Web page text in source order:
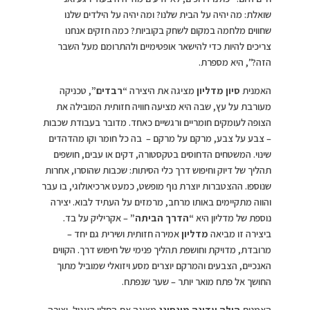
שואלת: מה יהיה על הבית שלנו? ומה יהיה על הילדים שלנו
שחווים מלחמה במקום לשחק בקוביות? כמה חזקים אנחנו
צריכים להיות כדי להישאר אופטימיים ולהתרומם מעל השבר
הזה?”, היא מספרת.
האמנית סיון מדליון מציגה את היצירה“רבדים”, טכניקה
מעורבת על עץ, שבה היא מציעה חוויה חזותית המובילה את
הצופה לעומקים חומריים ורגשיים כאחד. מדובר בעבודת שכבות
– צבע על צבע, מרקם על מרקם – בה כל חומר וקו מהדהדים
שינוי. המשטחים הדחוסים בטקסטורה, דקים או עבים, חושפים
תהליך של דיוק וחיפוש דרך כלי הסיתות: שכבות שהוסרו, אחרות
שנוספו. ההצטברות יוצרת נוף מופשט, כמעט ארכיאולוגי, בו עבר
והווה מתקיימים באותו מרחב, מרמזים על העתיד לבוא. יצירה
נוספת של מדליון היא“הדרך הביתה”– אקריליק על בד.
ביצירה זו מביאה מדליון אמירה חזותית ושירית גם יחד –
מרובדת, מדויקת וחושפת תהליך פנימי של חיפוש דרך. הקווים
האנכיים, הצבעים והמרקם יוצרים מסע ויזואלי שמוביל מתוך
החושך אל פתח מואר יותר – שער שנפתח.